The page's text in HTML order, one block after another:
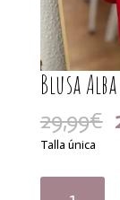
Blusa
29,99€
Talla única